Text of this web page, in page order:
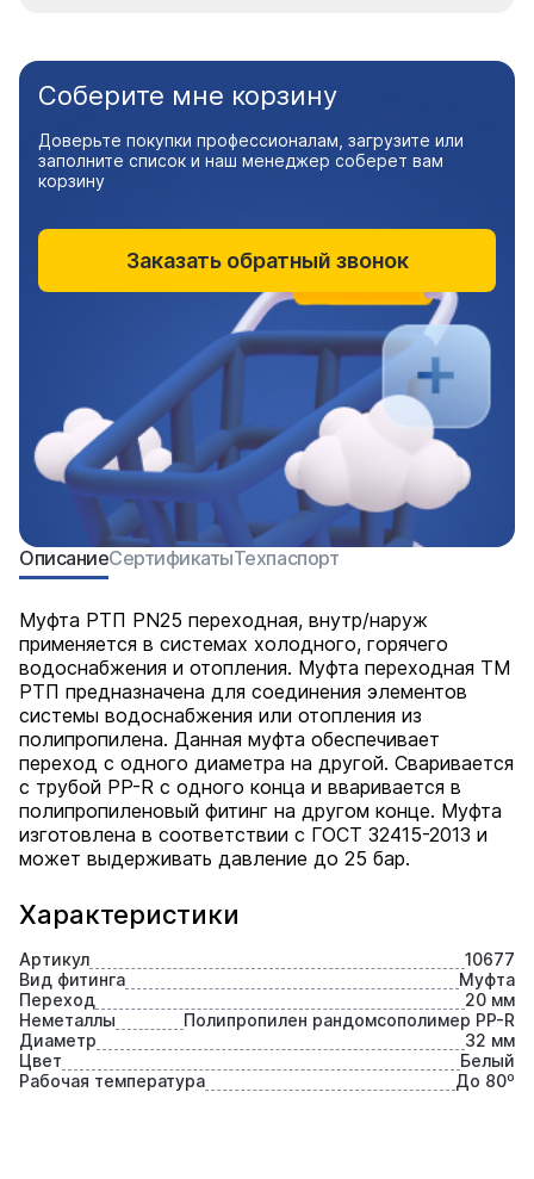
Характеристики
Артикул
10677
Вид фитинга
Муфта
Переход
20 мм
Неметаллы
Полипропилен рандомсополимер PP-R
Диаметр
32 мм
Цвет
Белый
Рабочая температура
До 80⁰
ОписаниеСертификатыТехпаспорт
Муфта РТП PN25 переходная, внутр/наруж
применяется в системах холодного, горячего
водоснабжения и отопления. Муфта переходная ТМ
РТП предназначена для соединения элементов
системы водоснабжения или отопления из
полипропилена. Данная муфта обеспечивает
переход с одного диаметра на другой. Сваривается
с трубой PP-R с одного конца и вваривается в
полипропиленовый фитинг на другом конце. Муфта
изготовлена в соответствии с ГОСТ 32415-2013 и
может выдерживать давление до 25 бар.
Соберите мне корзину
Доверьте покупки профессионалам, загрузите или
заполните список и наш менеджер соберет вам
корзину
Заказать обратный звонок